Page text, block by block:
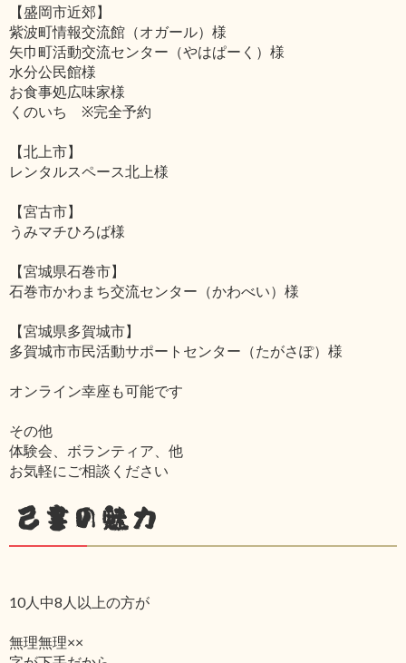
【盛岡市近郊】
紫波町情報交流館（オガール）様
矢巾町活動交流センター（やはぱーく）様
水分公民館様
お食事処広味家様
くのいち ※完全予約
【北上市】
レンタルスペース北上様
【宮古市】
うみマチひろば様
【宮城県石巻市】
石巻市かわまち交流センター（かわべい）様
【宮城県多賀城市】
多賀城市市民活動サポートセンター（たがさぽ）様
オンライン幸座も可能です
その他
体験会、ボランティア、他
お気軽にご相談ください
己書の魅力
10人中8人以上の方が
無理無理××